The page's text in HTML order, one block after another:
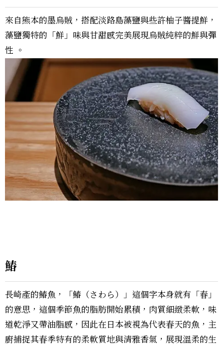
來自熊本的墨烏賊，搭配淡路島藻鹽與些許柚子醬提鮮，
藻鹽獨特的「鮮」味與甘甜感完美展現烏賊純粹的鮮與彈
性 。
鰆
長崎產的鰆魚，「鰆（さわら）」這個字本身就有「春」
的意思，這個季節魚的脂肪開始累積，肉質細緻柔軟，味
道乾淨又帶油脂感，因此在日本被視為代表春天的魚，主
廚捕捉其春季特有的柔軟質地與清雅香氣，展現溫柔的生